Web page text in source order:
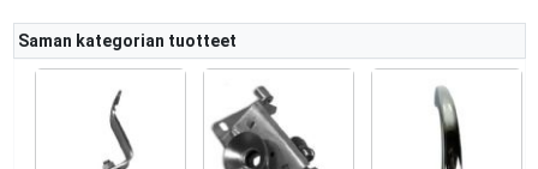
Saman kategorian tuotteet